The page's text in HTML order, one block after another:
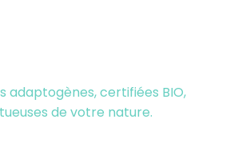
adaptogènes, certifiées BIO,
de votre nature.